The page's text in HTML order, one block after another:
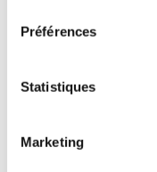
Préférences
Statistiques
Marketing